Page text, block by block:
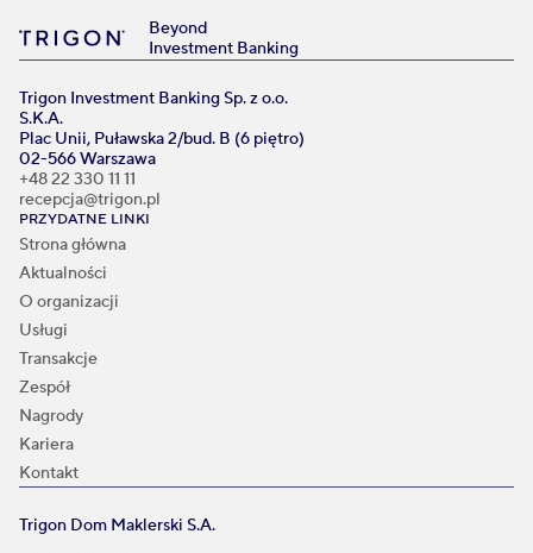
Beyond
Investment Banking
Trigon Investment Banking Sp. z o.o.
S.K.A.
Plac Unii, Puławska 2/bud. B (6 piętro)
02-566 Warszawa
+48 22 330 11 11
recepcja@trigon.pl
PRZYDATNE LINKI
Strona główna
Aktualności
O organizacji
Usługi
Transakcje
Zespół
Nagrody
Kariera
Kontakt
Trigon Dom Maklerski S.A.